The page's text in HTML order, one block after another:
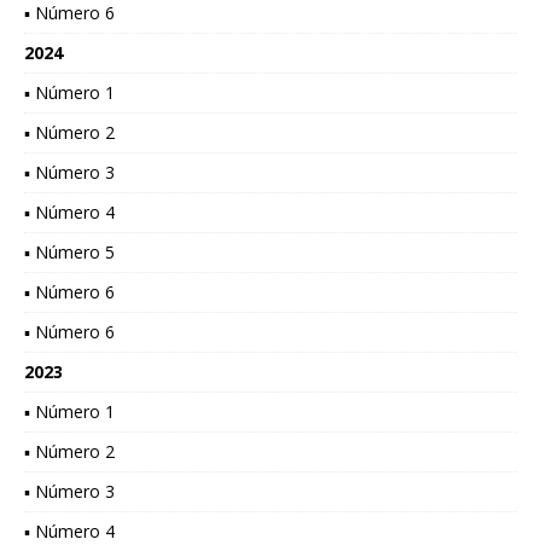
▪ Número 6
2024
▪ Número 1
▪ Número 2
▪ Número 3
▪ Número 4
▪ Número 5
▪ Número 6
▪ Número 6
2023
▪ Número 1
▪ Número 2
▪ Número 3
▪ Número 4